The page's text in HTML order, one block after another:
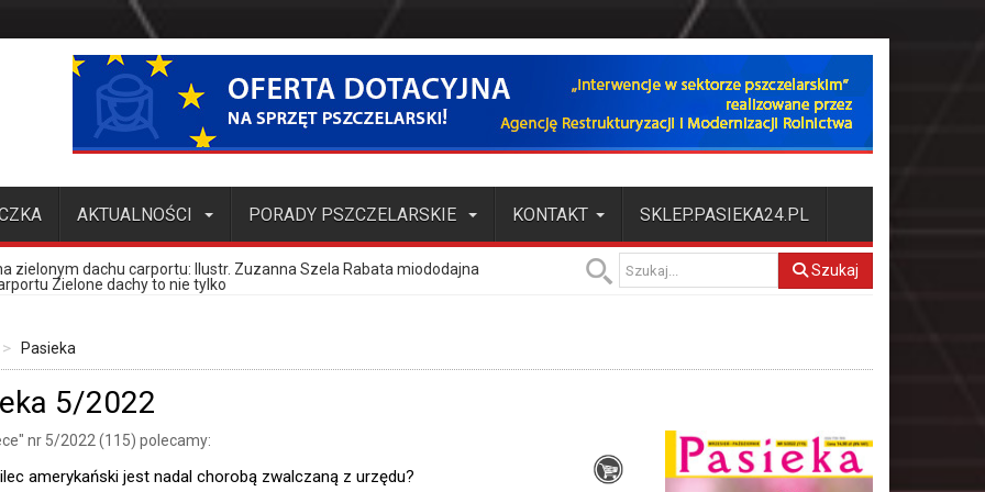
AKTUALNOŚCI PORADY PSZCZELARSKIE KONTAKT SKLEP.PASIEKA24.PL
cz. 4.
Jerzym Woykeprodukt pszczeli
zielonym dachu carportu: Ilustr. Zuzanna Szela Rabata miododajna
Zielone dachy to nie tylko
brzoskwinie i migdały jako pożytek dla
– rośliny cenione przez pszczelarzy, choć mniej
potencjalny zamiennik grochodrzewu
najwydajniejsza roślina pożytkowa lasów Polski
sierpień 2026)
matki pszczele, pakiety, odkłady (lipiec-sierpień 2026)
informacje o kontroli działalności pasiecznej,
informacje o kontroli działalności pasiecznej, Szukaj
Pasieka
5/2022
nr 5/2022 (115) polecamy:
amerykański jest nadal chorobą zwalczaną z urzędu?